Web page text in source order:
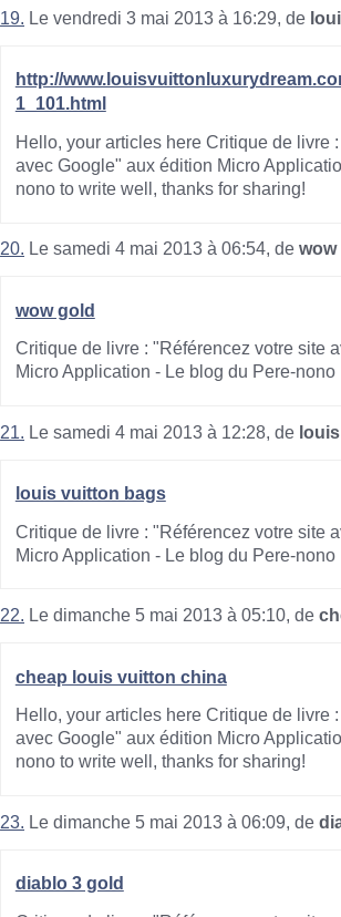
19. Le vendredi 3 mai 2013 à 16:29, de
http://
1_101.html
Hello, your articles here Critique de livre
avec Google" aux édition Micro
nono to write well, thanks for sharing!
20. Le samedi 4 mai 2013 à 06:54, de wow
wow gold
Critique de livre : "Référencez votre site
Micro Application - Le blog du Pere-nono
21. Le samedi 4 mai 2013 à 12:28, de
louis vuitton bags
Critique de livre : "Référencez votre site
Micro Application - Le blog du Pere-nono
22. Le dimanche 5 mai 2013 à 05:10, de
cheap louis vuitton china
Hello, your articles here Critique de livre
avec Google" aux édition Micro
nono to write well, thanks for sharing!
23. Le dimanche 5 mai 2013 à 06:09, de
diablo 3 gold